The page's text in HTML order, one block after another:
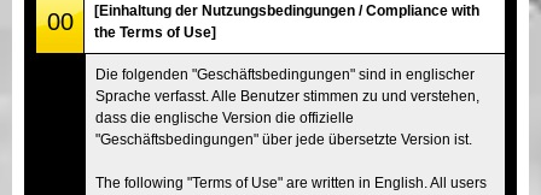
Tokio Akihabara#2
Tokio Shibuya Annex Tokio Bucht
Tokio Asakusa
00
[Einhaltung der Nutzungsbedingungen / Compliance with
the Terms of Use]
Die folgenden "Geschäftsbedingungen" sind in englischer
Sprache verfasst. Alle Benutzer stimmen zu und verstehen,
dass die englische Version die offizielle
"Geschäftsbedingungen" über jede übersetzte Version ist.
The following "Terms of Use" are written in English. All users